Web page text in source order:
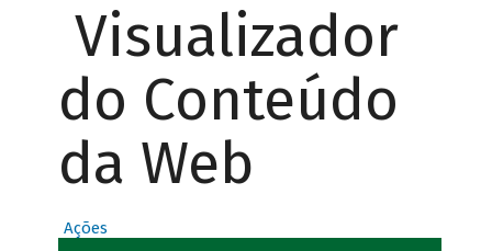
Visualizador
do Conteúdo
da Web
Ações